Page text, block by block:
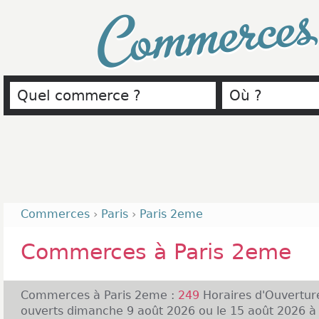
Commerces › Paris › Paris 2eme
Commerces à Paris 2eme
Commerces à Paris 2eme : 249 Horaires
ouverts dimanche 9 août 2026 ou le 15 août 2026 à